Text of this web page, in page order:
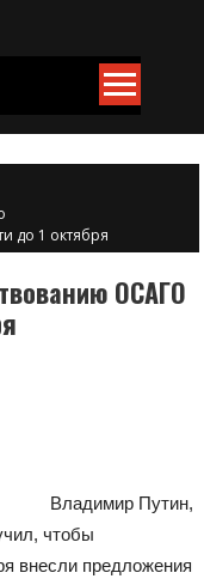
до 1 октября
ОСАГО
Владимир Путин,
чтобы
внесли предложения